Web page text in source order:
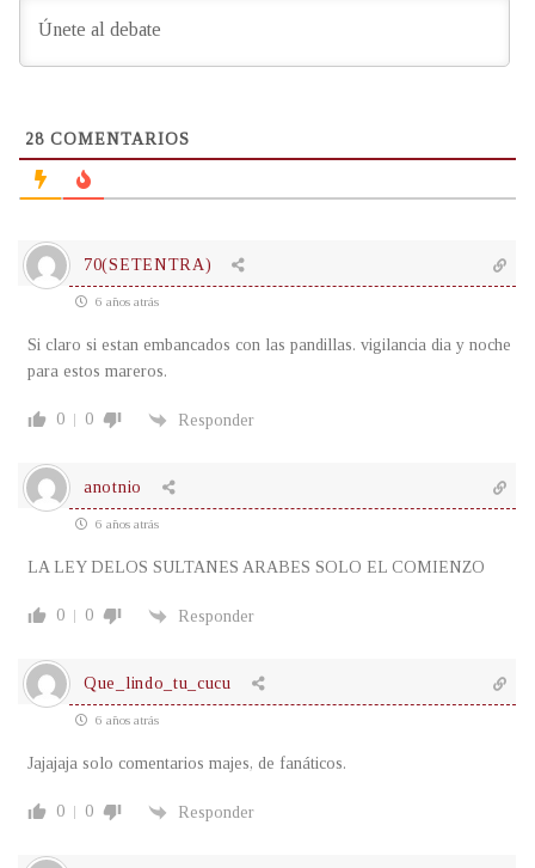
28 COMENTARIOS
70(SETENTRA)
6 años atrás
Si claro si estan embancados con las pandillas. vigilancia dia y noche
para estos mareros.
0 0 Responder
anotnio
6 años atrás
LA LEY DELOS SULTANES ARABES SOLO EL COMIENZO
0 0 Responder
Que_lindo_tu_cucu
6 años atrás
Jajajaja solo comentarios majes, de fanáticos.
0 0 Responder